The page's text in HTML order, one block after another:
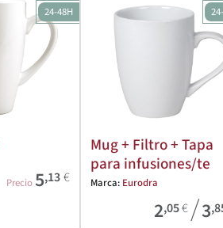
24-48H
Precio 5,13€
Mug + Filtro + Tapa
para infusiones/te
Marca: Eurodra
2,05€/3